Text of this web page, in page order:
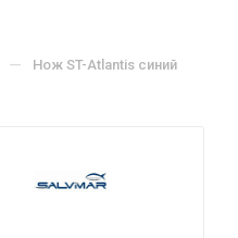
— Нож ST-Atlantis синий